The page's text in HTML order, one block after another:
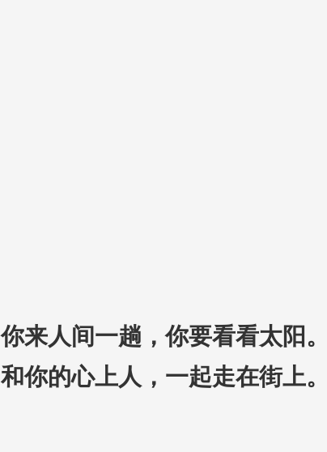
你来人间一趟，你要看看太阳。
和你的心上人，一起走在街上。